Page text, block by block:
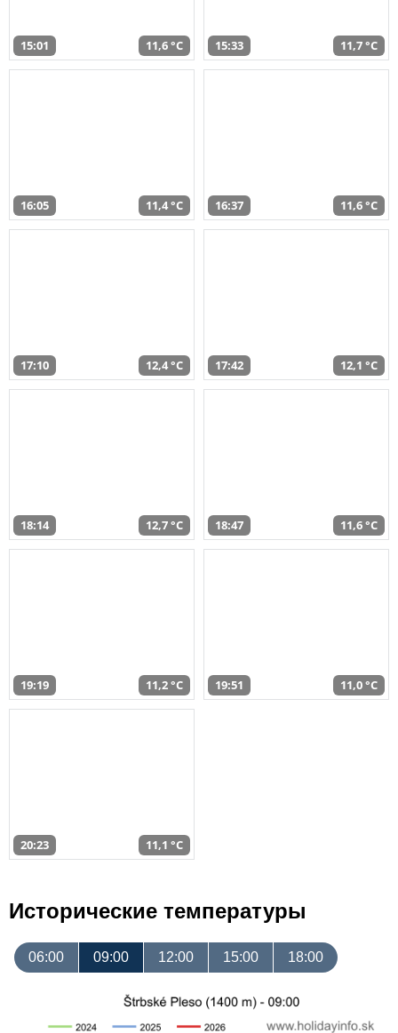
15:01 11,6 °C 15:33 11,7 °C
16:05 11,4 °C 16:37 11,6 °C
17:10 12,4 °C 17:42 12,1 °C
18:14 12,7 °C 18:47 11,6 °C
19:19 11,2 °C 19:51 11,0 °C
20:23 11,1 °C
Исторические температуры
06:00 09:00 12:00 15:00 18:00